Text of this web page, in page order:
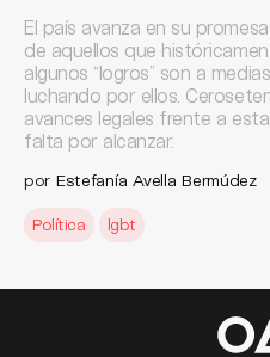
El país avanza en su
de aquellos que
algunos “logros” son a
luchando por ellos.
avances legales frente a
falta por alcanzar.
por Estefanía Avella Bermúdez
Política lgbt